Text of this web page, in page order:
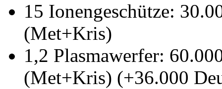
15 Ionengeschütze:
(Met+Kris)
1,2 Plasmawerfer:
(Met+Kris) (+36.000